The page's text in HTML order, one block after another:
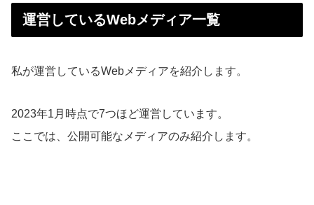
運営しているWebメディア一覧
私が運営しているWebメディアを紹介します。
2023年1月時点で7つほど運営しています。
ここでは、公開可能なメディアのみ紹介します。